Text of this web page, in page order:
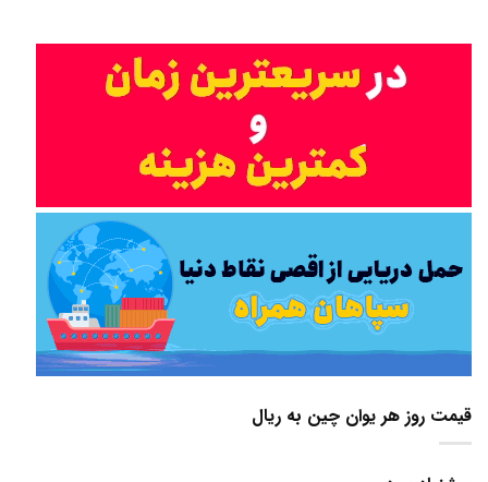
قیمت روز هر یوان چین به ریال